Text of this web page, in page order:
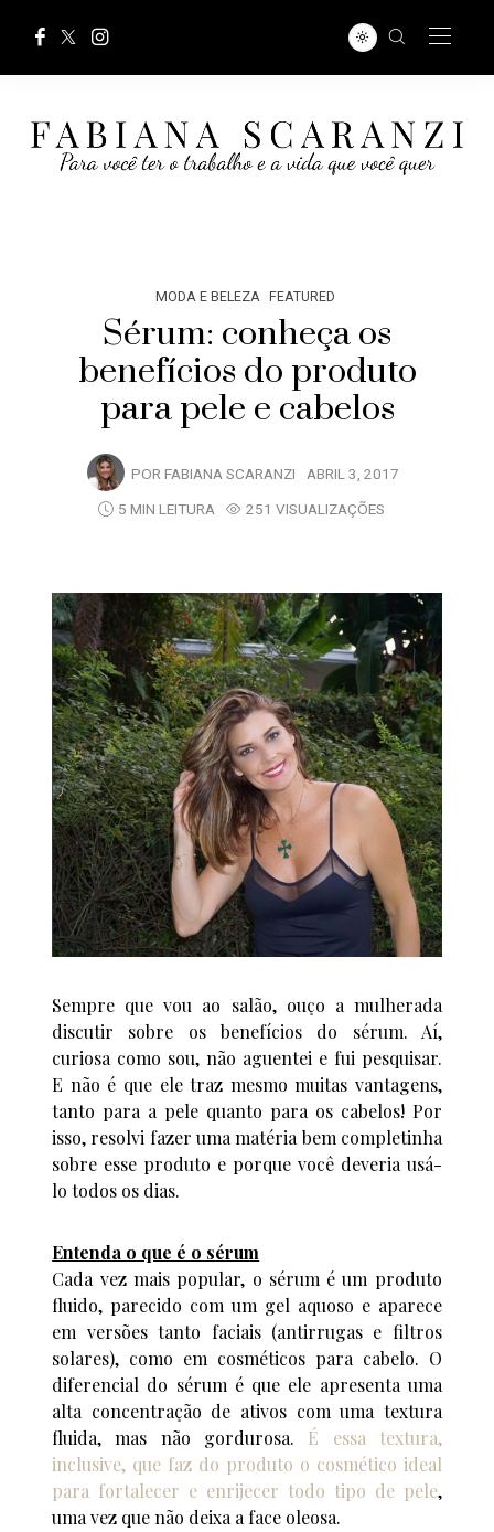
MODA E BELEZA FEATURED
Sérum: conheça os
benefícios do produto
para pele e cabelos
POR FABIANA SCARANZI ABRIL 3, 2017
5 MIN LEITURA
251 VISUALIZAÇÕES
Sempre que vou ao salão, ouço a mulherada
discutir sobre os benefícios do sérum. Aí,
curiosa como sou, não aguentei e fui pesquisar.
E não é que ele traz mesmo muitas vantagens,
tanto para a pele quanto para os cabelos! Por
isso, resolvi fazer uma matéria bem completinha
sobre esse produto e porque você deveria usá-
lo todos os dias.
Entenda o que é o sérum
Cada vez mais popular, o sérum é um produto
fluido, parecido com um gel aquoso e aparece
em versões tanto faciais (antirrugas e filtros
solares), como em cosméticos para cabelo. O
diferencial do sérum é que ele apresenta uma
alta concentração de ativos com uma textura
fluida, mas não gordurosa. É essa textura,
inclusive, que faz do produto o cosmético ideal
para fortalecer e enrijecer todo tipo de pele,
uma vez que não deixa a face oleosa.